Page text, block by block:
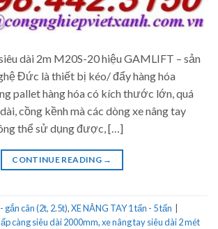
dài 2m M20S-20 hiệu GAMLIFT – sản
Đức là thiết bị kéo/ đẩy hàng hóa
pallet hàng hóa có kích thước lớn, quá
cồng kềnh mà các dòng xe nâng tay
thể sử dụng được, […]
CONTINUE READING →
gắn cân (2t, 2.5t),XE NÂNG TAY 1 tấn - 5 tấn
càng siêu dài 2000mm,xe nâng tay siêu dài 2 mét